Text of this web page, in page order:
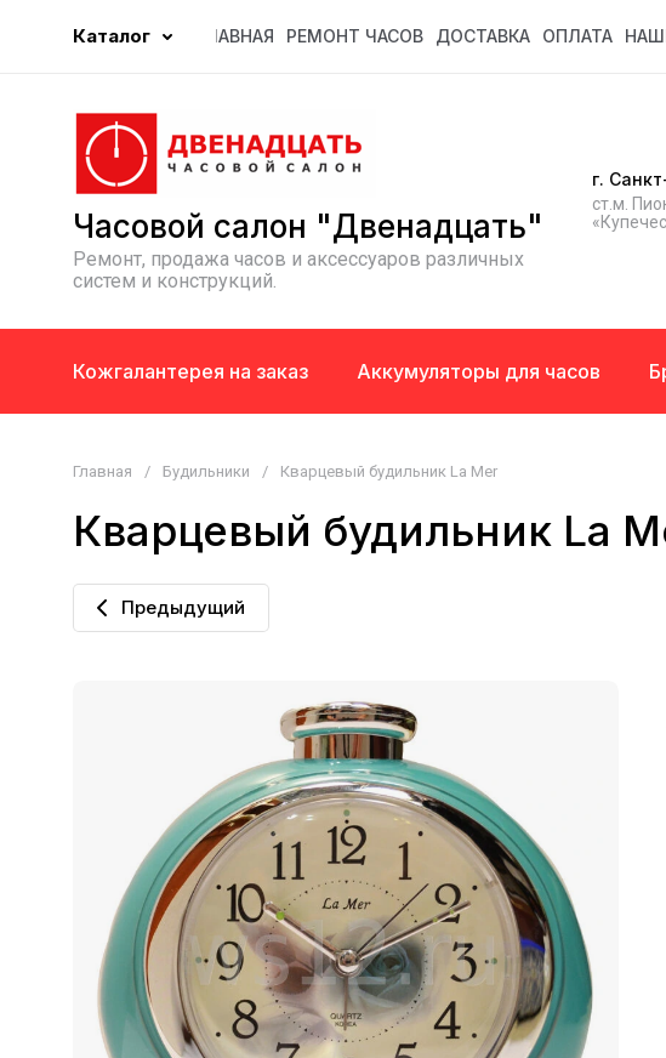
Каталог ГЛАВНАЯ РЕМОНТ ЧАСОВ ДОСТАВКА ОПЛАТА
Часовой салон "Двенадцать"
Ремонт, продажа часов и аксессуаров различных
систем и конструкций.
г.
ст.м.
Кожгалантерея на заказ Аккумуляторы для часов
Главная / Будильники / Кварцевый будильник La Mer
Кварцевый будильник La
Предыдущий